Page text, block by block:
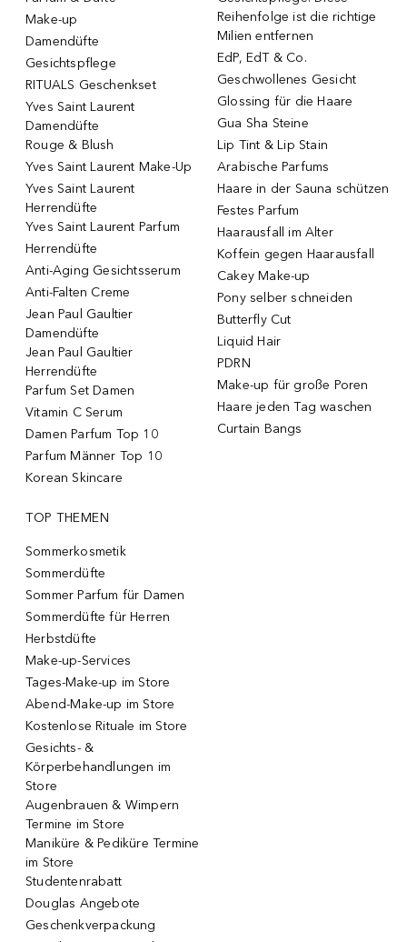
Make-up
Damendüfte
Gesichtspflege
RITUALS Geschenkset
Yves Saint Laurent
Damendüfte
Rouge & Blush
Yves Saint Laurent Make-Up
Yves Saint Laurent
Herrendüfte
Yves Saint Laurent Parfum
Herrendüfte
Anti-Aging Gesichtsserum
Anti-Falten Creme
Jean Paul Gaultier
Damendüfte
Jean Paul Gaultier
Herrendüfte
Parfum Set Damen
Vitamin C Serum
Damen Parfum Top 10
Parfum Männer Top 10
Korean Skincare
Reihenfolge ist die richtige
Milien entfernen
EdP, EdT & Co.
Geschwollenes Gesicht
Glossing für die Haare
Gua Sha Steine
Lip Tint & Lip Stain
Arabische Parfums
Haare in der Sauna schützen
Festes Parfum
Haarausfall im Alter
Koffein gegen Haarausfall
Cakey Make-up
Pony selber schneiden
Butterfly Cut
Liquid Hair
PDRN
Make-up für große Poren
Haare jeden Tag waschen
Curtain Bangs
TOP THEMEN
Sommerkosmetik
Sommerdüfte
Sommer Parfum für Damen
Sommerdüfte für Herren
Herbstdüfte
Make-up-Services
Tages-Make-up im Store
Abend-Make-up im Store
Kostenlose Rituale im Store
Gesichts- &
Körperbehandlungen im
Store
Augenbrauen & Wimpern
Termine im Store
Maniküre & Pediküre Termine
im Store
Studentenrabatt
Douglas Angebote
Geschenkverpackung